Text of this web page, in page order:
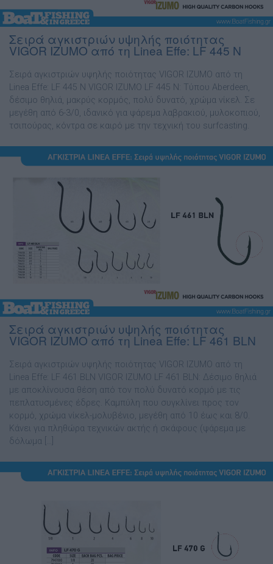
Σειρά αγκιστριών υψηλής ποιότητας
VIGOR IZUMO από τη Linea Effe: LF 445 N
Σειρά αγκιστριών υψηλής ποιότητας VIGOR IZUMO από τη
Linea Effe: LF 445 N VIGOR IZUMO LF 445 N: Τύπου Aberdeen,
δέσιµο θηλιά, µακρύς κορµός, πολύ δυνατό, χρώµα νίκελ. Σε
µεγέθη από 6-3/0, ιδανικό για ψάρεµα λαβρακιού, µυλοκοπιού,
τσιπούρας, κόντρα σε καιρό µε την τεχνική του surfcasting.
Σειρά αγκιστριών υψηλής ποιότητας
VIGOR IZUMO από τη Linea Effe: LF 461 BLN
Σειρά αγκιστριών υψηλής ποιότητας VIGOR IZUMO από τη
Linea Effe: LF 461 BLN VIGOR IZUMO LF 461 BLN: ∆έσιµο θηλιά
µε αποκλίνουσα θέση από τον πολύ δυνατό κορµό µε τις
πεπλατυσµένες έδρες. Καµπύλη που συγκλίνει προς τον
κορµό, χρώµα νίκελ-µολυβένιο, µεγέθη από 10 έως και 8/0.
Κάνει για πληθώρα τεχνικών ακτής ή σκάφους (ψάρεµα µε
δόλωµα […]